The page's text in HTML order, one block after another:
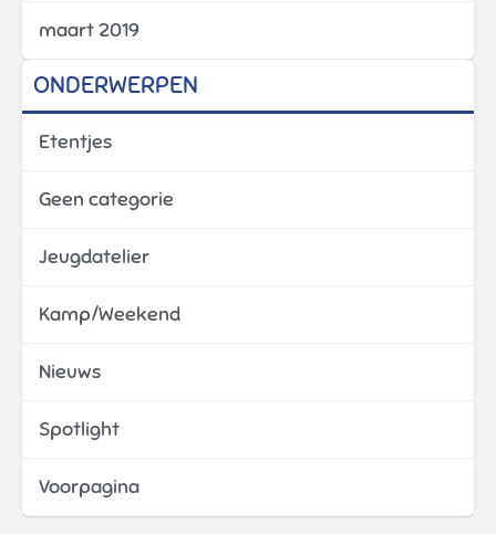
maart 2019
ONDERWERPEN
Etentjes
Geen categorie
Jeugdatelier
Kamp/Weekend
Nieuws
Spotlight
Voorpagina